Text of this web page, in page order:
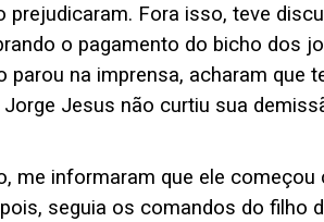
prejudicaram. Fora isso, teve
o pagamento do bicho dos
parou na imprensa, acharam que
Jesus não curtiu sua
me informaram que ele
seguia os comandos do filho